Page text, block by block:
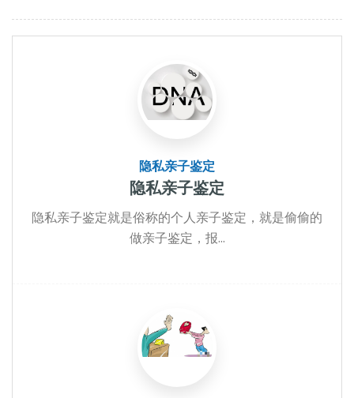
隐私亲子鉴定
隐私亲子鉴定
隐私亲子鉴定就是俗称的个人亲子鉴定，就是偷偷的
做亲子鉴定，报...